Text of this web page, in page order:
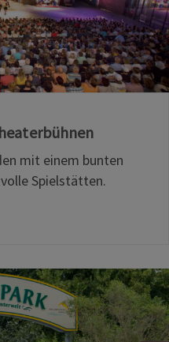
mit einem bunten
Spielstätten.